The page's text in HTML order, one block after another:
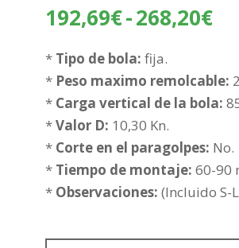
192,69€-268,20€
* Tipo de bola: fija.
* Peso maximo remolcable:
* Carga vertical de la bola:
*Valor D: 10,30 Kn.
* Corte en el paragolpes: No.
* Tiempo de montaje: 60-90
* Observaciones: (Incluido S-